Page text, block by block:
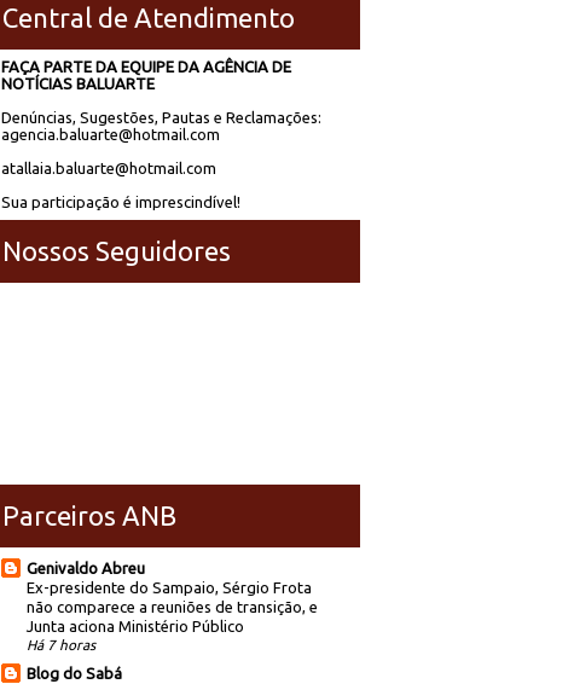
Central de Atendimento
FAÇA PARTE DA EQUIPE DA AGÊNCIA DE
NOTÍCIAS BALUARTE
Denúncias, Sugestões, Pautas e Reclamações:
agencia.baluarte@hotmail.com
atallaia.baluarte@hotmail.com
Sua participação é imprescindível!
Nossos Seguidores
Parceiros ANB
Genivaldo Abreu
Ex-presidente do Sampaio, Sérgio Frota
não comparece a reuniões de transição, e
Junta aciona Ministério Público
Há 7 horas
Blog do Sabá